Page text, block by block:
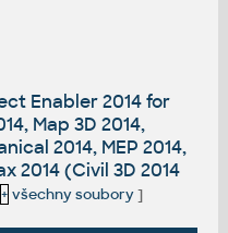
Enabler 2014 for
Map 3D 2014,
2014, MEP 2014,
2014 (Civil 3D 2014
+ všechny soubory]